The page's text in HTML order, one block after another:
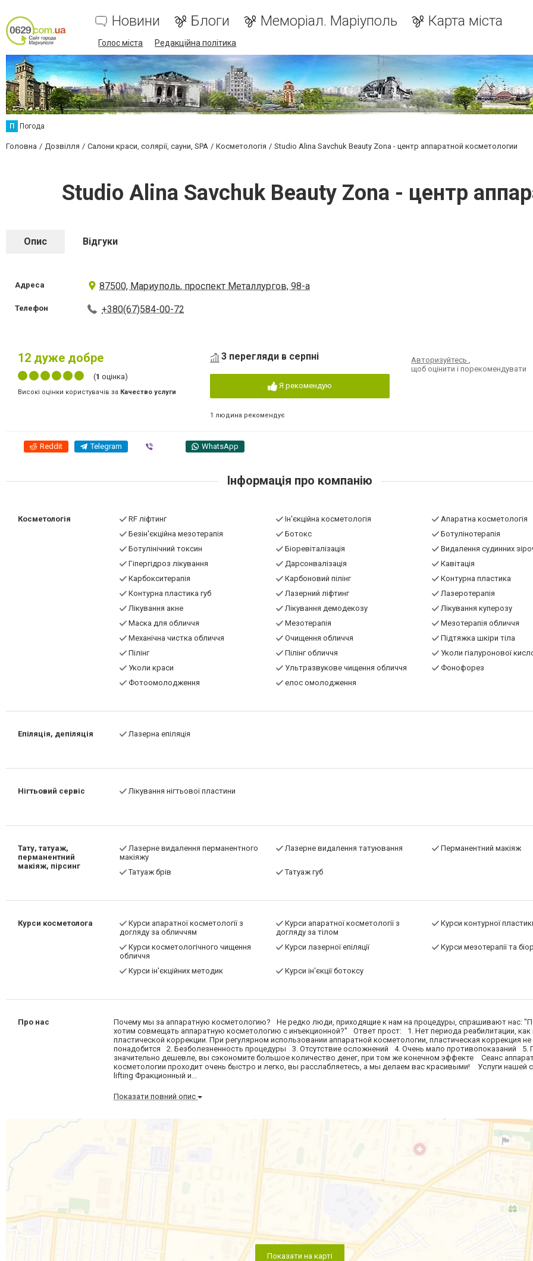
Новини Блоги Меморіал. Маріуполь Карта міста
Голос міста Редакційна політика
П Погода
Головна Дозвілля Салони краси, солярії, сауни, SPA Косметологія Studio Alina Savchuk Beauty Zona - центр аппаратной косметологии
Studio Alina Savchuk Beauty Zona - центр
Опис Відгуки
Адреса 87500, Мариуполь, проспект Металлургов, 98-а
Телефон +380(67)584-00-72
12 дуже добре
(1 оцінка)
Високі оцінки користувачів за Качество услуги
3 перегляди в серпні
Я рекомендую
1 людина рекомендує
Авторизуйтесь,
щоб оцінити і порекомендувати
Reddit Telegram WhatsApp
Інформація про компанію
Косметологія RF ліфтинг Ін'єкційна косметологія
Апаратна косметологія
Безін'єкційна мезотерапія
Ботокс
Ботулінотерапія
Ботулінічний токсин
Біоревіталізація
Видалення судинних
Гіпергідроз лікування
Дарсонвалізація
Кавітація
Карбокситерапія
Карбоновий пілінг
Контурна пластика
Контурна пластика губ
Лазерний ліфтинг
Лазеротерапія
Лікування акне
Лікування демодекозу
Лікування куперозу
Маска для обличчя
Мезотерапія
Мезотерапія обличчя
Механічна чистка обличчя
Очищення обличчя
Підтяжка шкіри тіла
Пілінг
Пілінг обличчя
Уколи гіалуронової
Уколи краси
Ультразвукове чищення обличчя
Фонофорез
Фотоомолодження
елос омолодження
Епіляція, депіляція Лазерна епіляція
Нігтьовий сервіс Лікування нігтьової пластини
Тату, татуаж,
перманентний
макіяж, пірсинг
Лазерне видалення перманентного
макіяжу
Лазерне видалення татуювання Перманентний макіяж
Татуаж брів Татуаж губ
Курси косметолога
Курси апаратної косметології з
догляду за обличчям
Курси апаратної косметології з
догляду за тілом
Курси контурної
Курси косметологічного чищення
обличчя
Курси лазерної епіляції Курси мезотерапії та
Курси ін'єкційних методик Курси ін'єкції ботоксу
Про нас
Почему мы за аппаратную косметологию?⠀Не редко люди, приходящие к нам на процедуры, спрашивают нас:
хотим совмещать аппаратную косметологию с инъекционной?"⠀Ответ прост:⠀1. Нет периода реабилитации, как
пластической коррекции. При регулярном использовании аппаратной косметологии, пластическая коррекция не
понадобится⠀2. Безболезненность процедуры⠀3. Отсутствие осложнений⠀4. Очень мало противопоказаний⠀5.
значительно дешевле, вы сэкономите большое количество денег, при том же конечном эффекте ⠀Сеанс
косметологии проходит очень быстро и легко, вы расслабляетесь, а мы делаем вас красивыми! ⠀Услуги нашей
lifting Фракционный и...
Показати повний опис
Показати на карті